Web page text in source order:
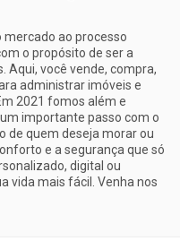
ao processo
o propósito de ser a
Aqui, você vende, compra,
administrar imóveis e
2021 fomos além e
importante passo com o
de quem deseja morar ou
e a segurança que só
digital ou
vida mais fácil. Venha nos